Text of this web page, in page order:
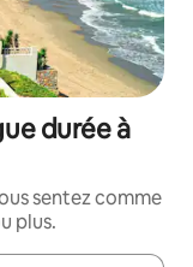
durée à
sentez comme
plus.